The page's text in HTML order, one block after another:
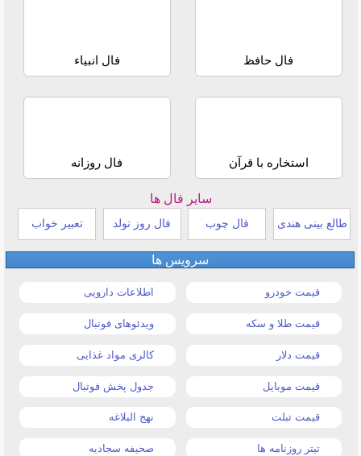
فال حافظ فال انبیاء
استخاره با قرآن فال روزانه
سایر فال ها
طالع بینی هندی فال چوب فال روز تولد تعبیر خواب
سرویس ها
قیمت خودرو اطلاعات دارویی
قیمت طلا و سکه ویدئوهای فوتبال
قیمت دلار کالری مواد غذایی
قیمت موبایل جدول پخش فوتبال
قیمت تبلت نهج البلاغه
تیتر روزنامه ها صحیفه سجادیه